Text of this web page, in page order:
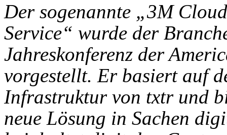
Der sogenannte „3M
Service“ wurde der
Jahreskonferenz der
vorgestellt. Er basiert auf
Infrastruktur von txtr und
neue Lösung in Sachen